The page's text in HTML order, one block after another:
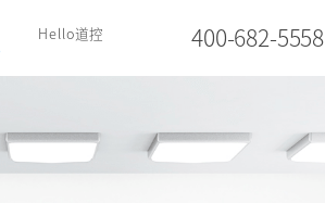
Hello道控 400-682-5558